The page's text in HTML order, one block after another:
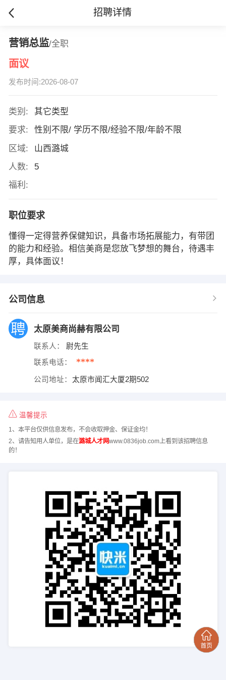
招聘详情
营销总监/全职
面议
发布时间:2026-08-07
类别:
其它类型
要求:
性别不限/ 学历不限/经验不限/年龄不限
区域:
山西潞城
人数:
5
福利:
职位要求
懂得一定得营养保健知识，具备市场拓展能力，有带团
的能力和经验。相信美商是您放飞梦想的舞台，待遇丰
厚，具体面议！
公司信息
太原美商尚赫有限公司
联系人： 尉先生
联系电话： ****
公司地址： 太原市闻汇大厦2期502
温馨提示
1、本平台仅供信息发布，不会收取押金、保证金均！
2、请告知用人单位，是在潞城人才网www.0836job.com上看到该招聘信息
的！